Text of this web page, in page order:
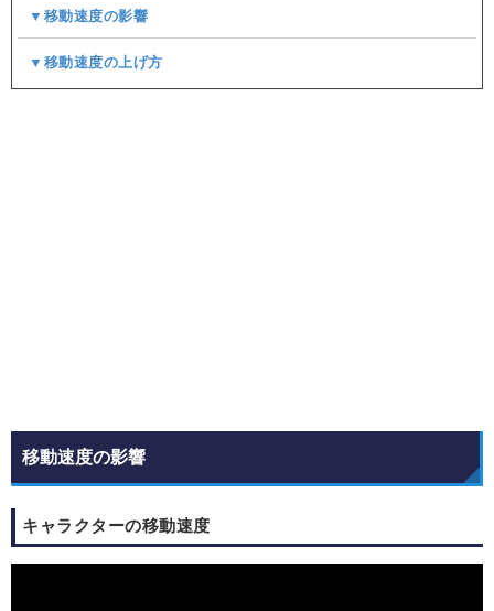
▼移動速度の影響
▼移動速度の上げ方
移動速度の影響
キャラクターの移動速度